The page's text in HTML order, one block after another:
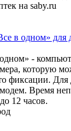
в одном» для
-
которую
фиксации. Для
Время
12 часов.